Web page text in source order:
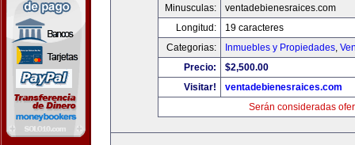
Minusculas:
ventadebienesraices.com
Longitud:
19 caracteres
Categorias:
Inmuebles y Propiedades,
Precio:
$2,500.00
Visitar!
ventadebienesraices.com
Serán consideradas